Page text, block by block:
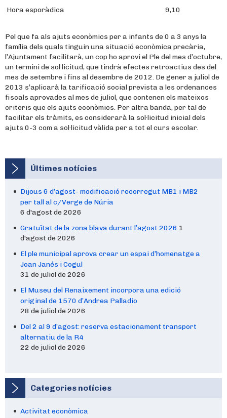
Hora esporàdica 9,10
Pel que fa als ajuts econòmics per a infants de 0 a 3 anys la
família dels quals tinguin una situació econòmica precària,
l’Ajuntament facilitarà, un cop ho aprovi el Ple del mes d’octubre,
un termini de sol·licitud, que tindrà efectes retroactius des del
mes de setembre i fins al desembre de 2012. De gener a juliol de
2013 s’aplicarà la tarificació social prevista a les ordenances
fiscals aprovades al mes de juliol, que contenen els mateixos
criteris que els ajuts econòmics. Per altra banda, per tal de
facilitar els tràmits, es considerarà la sol·licitud inicial dels
ajuts 0-3 com a sol·licitud vàlida per a tot el curs escolar.
Últimes notícies
Dijous 6 d’agost- modificació recorregut MB1 i MB2
per tall al c/Verge de Núria
6 d'agost de 2026
Gratuïtat de la zona blava durant l’agost 2026 1
d'agost de 2026
El ple municipal aprova crear un espai d’homenatge a
Joan Janés i Cogul
31 de juliol de 2026
El Museu del Renaixement incorpora una edició
original de 1570 d’Andrea Palladio
28 de juliol de 2026
Del 2 al 9 d’agost: reserva estacionament transport
alternatiu de la R4
22 de juliol de 2026
Categories notícies
Activitat econòmica